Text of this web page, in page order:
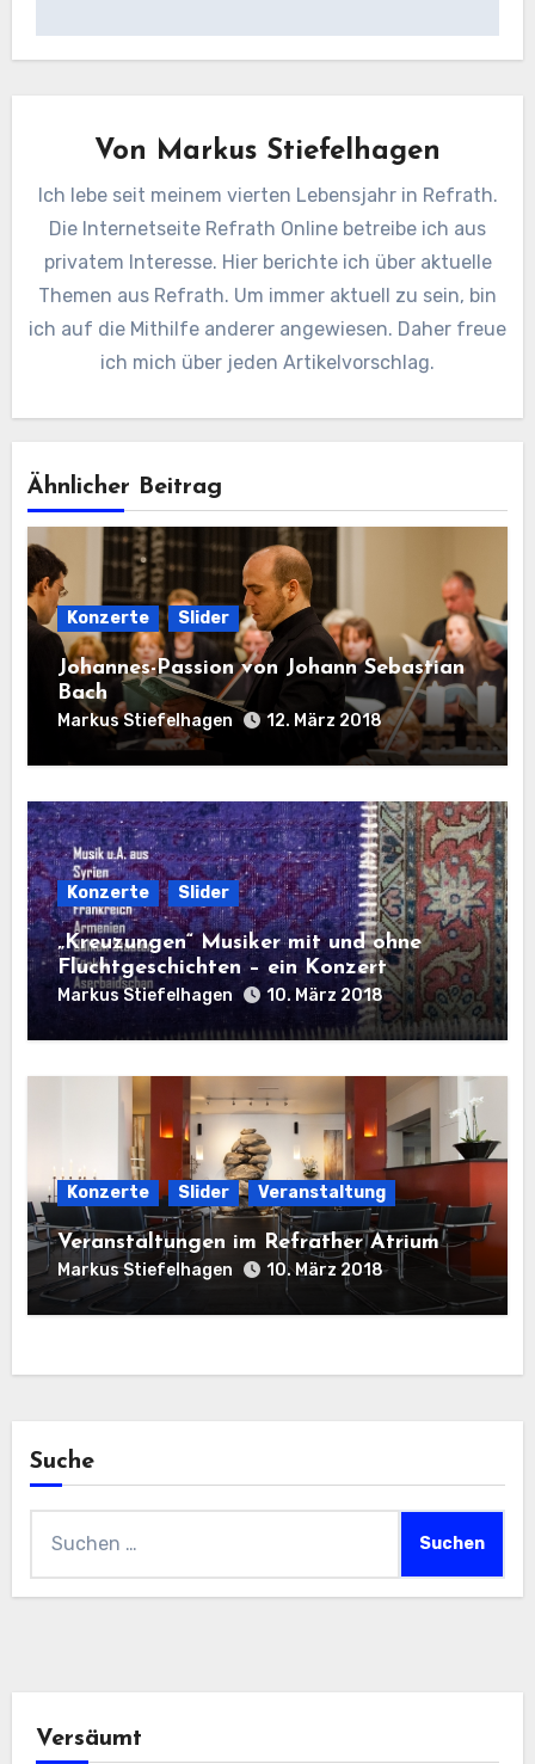
Von Markus Stiefelhagen
Ich lebe seit meinem vierten Lebensjahr in Refrath.
Die Internetseite Refrath Online betreibe ich aus
privatem Interesse. Hier berichte ich über aktuelle
Themen aus Refrath. Um immer aktuell zu sein, bin
ich auf die Mithilfe anderer angewiesen. Daher freue
ich mich über jeden Artikelvorschlag.
Ähnlicher Beitrag
Konzerte Slider
Johannes-Passion von Johann Sebastian
Bach
Markus Stiefelhagen 12. März 2018
Konzerte Slider
„Kreuzungen“ Musiker mit und ohne
Fluchtgeschichten – ein Konzert
Markus Stiefelhagen 10. März 2018
Konzerte Slider Veranstaltung
Veranstaltungen im Refrather Atrium
Markus Stiefelhagen 10. März 2018
Suche
Versäumt